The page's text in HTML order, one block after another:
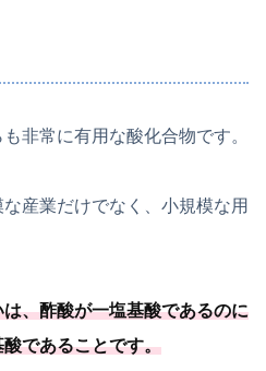
非常に有用な酸化合物です。
産業だけでなく、小規模な用
、酢酸が一塩基酸であるのに
であることです。